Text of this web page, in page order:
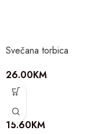
Svečana torbica
26.00KM
15.60KM